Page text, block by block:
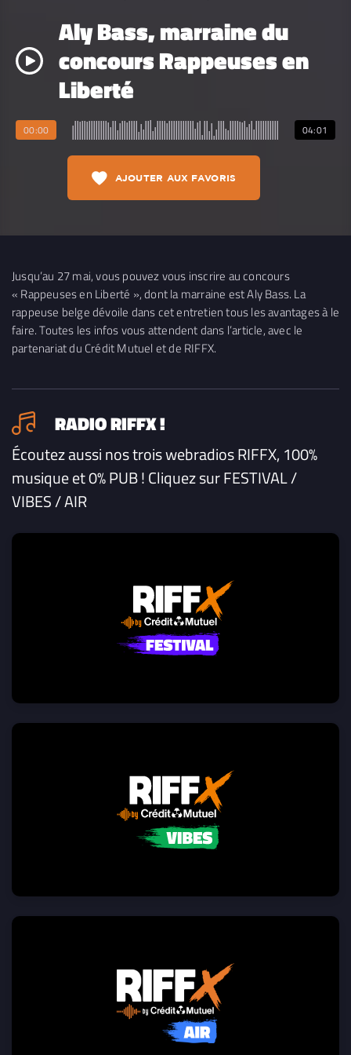
Aly Bass, marraine du
concours Rappeuses en
Liberté
00:00 04:01
AJOUTER AUX FAVORIS
Jusqu’au 27 mai, vous pouvez vous inscrire au concours
« Rappeuses en Liberté », dont la marraine est Aly Bass. La
rappeuse belge dévoile dans cet entretien tous les avantages à le
faire. Toutes les infos vous attendent dans l’article, avec le
partenariat du Crédit Mutuel et de RIFFX.
RADIO RIFFX !
Écoutez aussi nos trois webradios RIFFX, 100%
musique et 0% PUB ! Cliquez sur FESTIVAL /
VIBES / AIR